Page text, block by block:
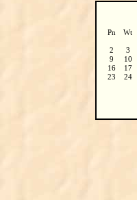
Pn Wt
2
3
9
10
16
17
23
24